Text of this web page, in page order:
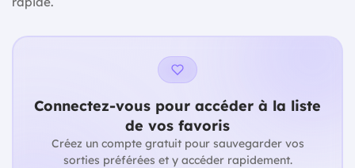
Connectez-vous pour accéder à la liste
de vos favoris
Créez un compte gratuit pour sauvegarder vos
sorties préférées et y accéder rapidement.